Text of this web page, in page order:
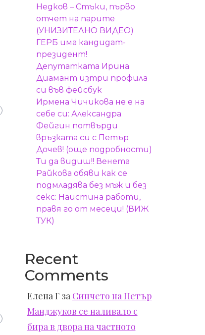
Недков – Стъки, първо
отчет на парите
(УНИЗИТЕЛНО ВИДЕО)
ГЕРБ има кандидат-
президент!
Депутатката Ирина
Диамант изтри профила
си във фейсбук
Ирмена Чичикова не е на
себе си: Александра
Фейгин потвърди
връзката си с Петър
Дочев! (още подробности)
Ти да видиш!! Венета
Райкова обяви как се
подмладява без мъж и без
секс: Наистина работи,
правя го от месеци! (ВИЖ
ТУК)
Recent
Comments
Елена Гза Синчето на Петър
Манджуков се наливало с
бира в двора на частното